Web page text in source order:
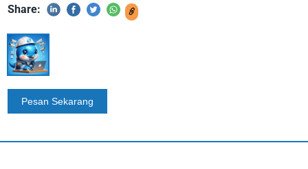
Share: